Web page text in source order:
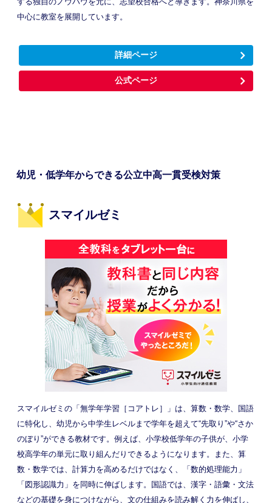
中心に教室を展開しています。
詳細ページ
公式ページ
幼児・低学年からできる公立中高一貫受検対策
スマイルゼミ
スマイルゼミの「無学年学習［コアトレ］」は、算数・数学、国語
に特化し、幼児から中学生レベルまで学年を超えて“先取り”や“さか
のぼり”ができる教材です。例えば、小学校低学年の子供が、小学
校高学年の単元に取り組んだりできるようになります。また、算
数・数学では、計算力を高めるだけではなく、「数的処理能力」
「図形認識力」を同時に伸ばします。国語では、漢字・語彙・文法
などの基礎を身につけながら、文の仕組みを読み解く力を伸ばし、